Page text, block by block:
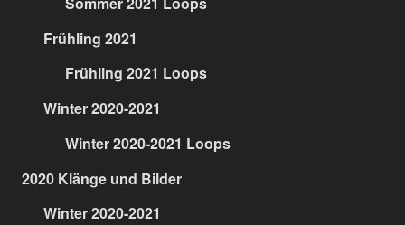
Frühling 2021
Frühling 2021 Loops
Winter 2020-2021
Winter 2020-2021 Loops
2020 Klänge und Bilder
Winter 2020-2021